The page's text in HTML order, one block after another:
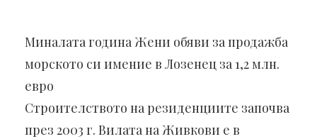
Миналата година Жени обяви за продажба
морското си имение в Лозенец за 1,2 млн.
евро
Строителството на резиденциите започва
през 2003 г. Вилата на Живкови е в